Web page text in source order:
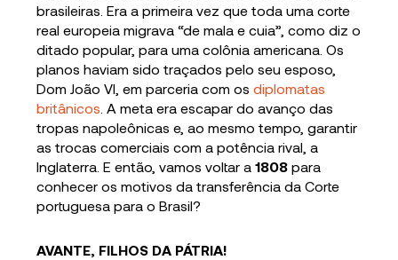
brasileiras. Era a primeira vez que toda uma corte
real europeia migrava “de mala e cuia”, como diz o
ditado popular, para uma colônia americana. Os
planos haviam sido traçados pelo seu esposo,
Dom João VI, em parceria com osdiplomatas
britânicos . A meta era escapar do avanço das
tropas napoleônicas e, ao mesmo tempo, garantir
as trocas comerciais com a potência rival, a
Inglaterra. E então, vamos voltar a1808 para
conhecer os motivos da transferência da Corte
portuguesa para o Brasil?
AVANTE, FILHOS DA PÁTRIA!